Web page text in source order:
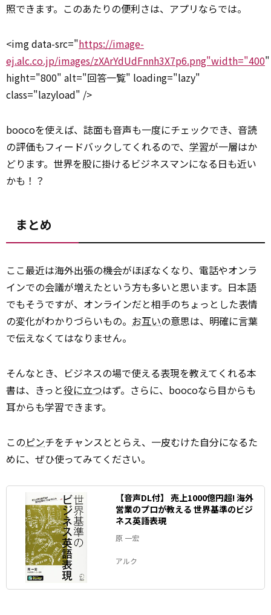
照できます。このあたりの便利さは、アプリならでは。
<img data-src="https://image-
ej.alc.co.jp/images/zXArYdUdFnnh3X7p6.png"width="400"
hight="800" alt="回答一覧" loading="lazy"
class="lazyload" />
boocoを使えば、誌面も音声も一度にチェックでき、音読
の評価もフィードバックしてくれるので、 学習が一層はか
どります。世界を股に掛けるビジネスマンになる日も近い
かも！？
まとめ
ここ最近は海外出張の機会がほぼなくなり、電話やオンラ
インでの会議が増えたという方も多いと思います。日本語
でもそうですが、オンラインだと相手のちょっとした表情
の変化がわかりづらいもの。 お互いの意思は、明確に言葉
で伝えなくてはなりません。
そんなとき、ビジネスの場で使える表現を教えてくれる本
書は、きっと役に立つはず。さらに、boocoなら目からも
耳からも学習できます。
このピンチをチャンスととらえ、一皮むけた自分になるた
めに、ぜひ使ってみてください。
【音声DL付】 売上1000億円超! 海外
営業のプロが教える 世界基準のビジ
ネス英語表現
原 一宏
アルク